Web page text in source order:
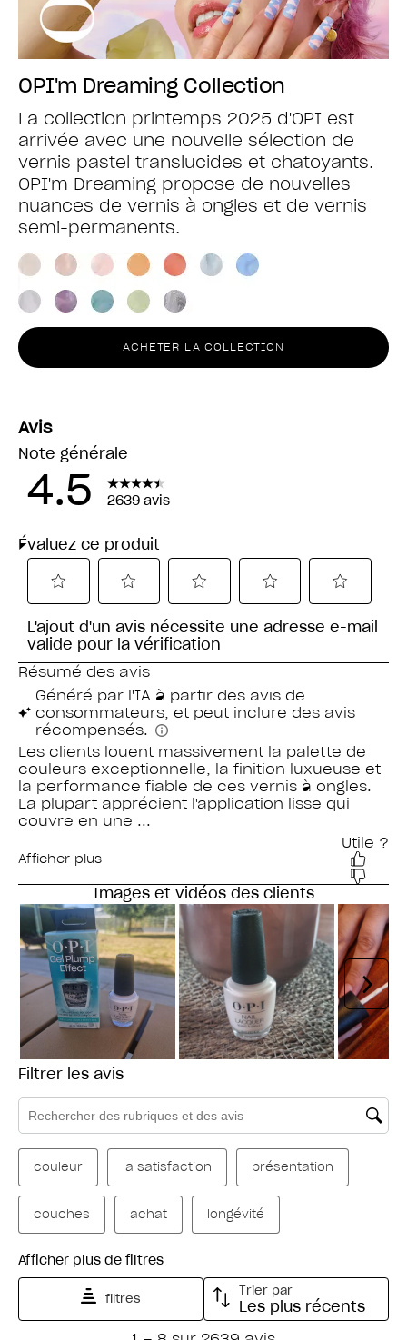
OPI'm Dreaming Collection
La collection printemps 2025 d'OPI est
arrivée avec une nouvelle sélection de
vernis pastel translucides et chatoyants.
OPI'm Dreaming propose de nouvelles
nuances de vernis à ongles et de vernis
semi-permanents.
ACHETER LA COLLECTION